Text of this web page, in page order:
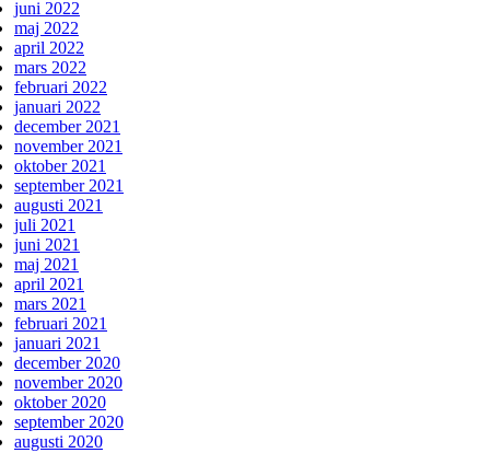
juni 2022
maj 2022
april 2022
mars 2022
februari 2022
januari 2022
december 2021
november 2021
oktober 2021
september 2021
augusti 2021
juli 2021
juni 2021
maj 2021
april 2021
mars 2021
februari 2021
januari 2021
december 2020
november 2020
oktober 2020
september 2020
augusti 2020